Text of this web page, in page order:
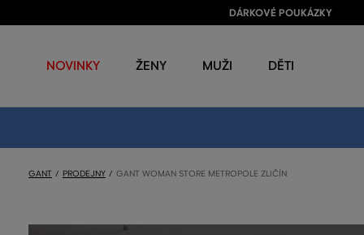
DÁRKOVÉ POUKÁZKY
NOVINKY ŽENY MUŽI DĚTI
GANT PRODEJNY GANT WOMAN STORE METROPOLE ZLIČÍN